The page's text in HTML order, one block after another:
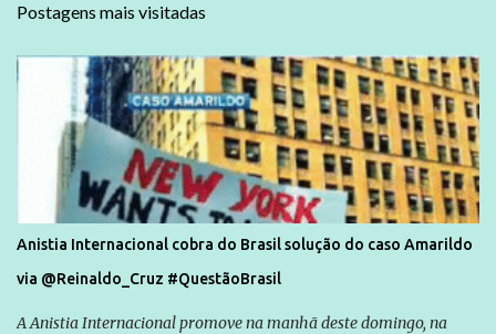
Postagens mais visitadas
Anistia Internacional cobra do Brasil solução do caso Amarildo
via @Reinaldo_Cruz #QuestãoBrasil
A Anistia Internacional promove na manhã deste domingo, na